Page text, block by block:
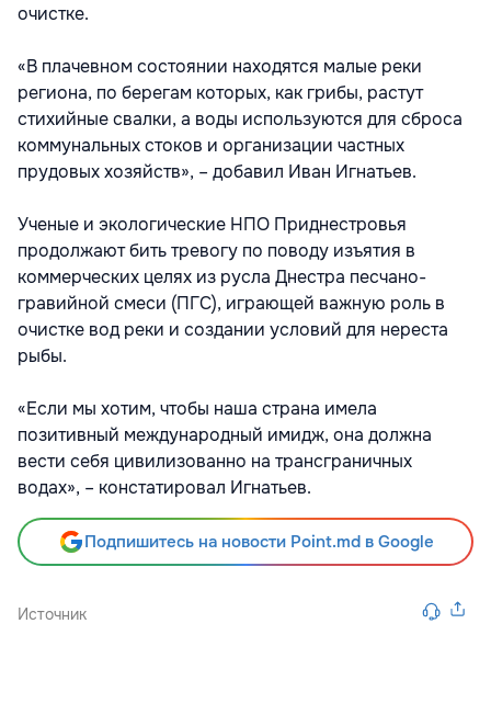
очистке.
«В плачевном состоянии находятся малые реки
региона, по берегам которых, как грибы, растут
стихийные свалки, а воды используются для сброса
коммунальных стоков и организации частных
прудовых хозяйств», – добавил Иван Игнатьев.
Ученые и экологические НПО Приднестровья
продолжают бить тревогу по поводу изъятия в
коммерческих целях из русла Днестра песчано-
гравийной смеси (ПГС), играющей важную роль в
очистке вод реки и создании условий для нереста
рыбы.
«Если мы хотим, чтобы наша страна имела
позитивный международный имидж, она должна
вести себя цивилизованно на трансграничных
водах», – констатировал Игнатьев.
Подпишитесь на новости Point.md в Google
Источник